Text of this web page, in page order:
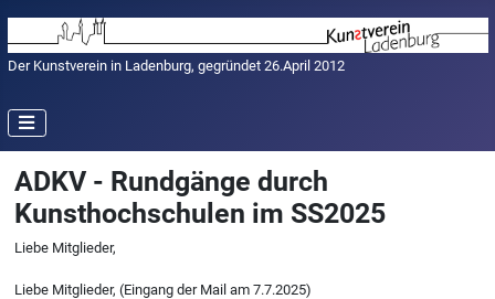
Der Kunstverein in Ladenburg, gegründet 26.April 2012
ADKV - Rundgänge durch
Kunsthochschulen im SS2025
Liebe Mitglieder,
Liebe Mitglieder, (Eingang der Mail am 7.7.2025)